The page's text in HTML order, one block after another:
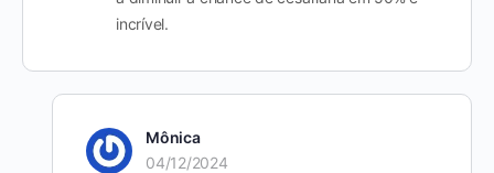
incrível.
Mônica
04/12/2024